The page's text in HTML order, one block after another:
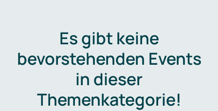
Es gibt keine
bevorstehenden Events
in dieser
Themenkategorie!